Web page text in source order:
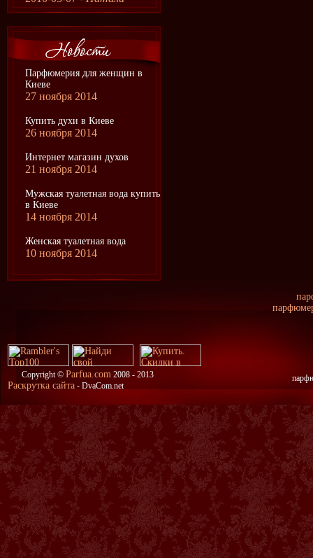
Парфюмерия для женщин в
Киеве
27 ноября 2014
Купить духи в Киеве
26 ноября 2014
Интернет магазин духов
21 ноября 2014
Мужская туалетная вода купить
в Киеве
14 ноября 2014
Женская туалетная вода
10 ноября 2014
Copyright © Parfua.com 2008 - 2013
Раскрутка сайта - DvaCom.net